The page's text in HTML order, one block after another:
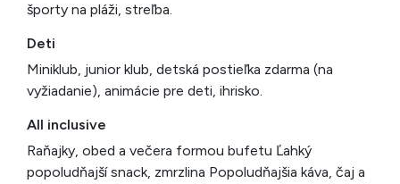
športy na pláži, streľba.
Deti
Miniklub, junior klub, detská postieľka zdarma (na
vyžiadanie), animácie pre deti, ihrisko.
All inclusive
Raňajky, obed a večera formou bufetu Ľahký
popoludňajší snack, zmrzlina Popoludňajšia káva, čaj a